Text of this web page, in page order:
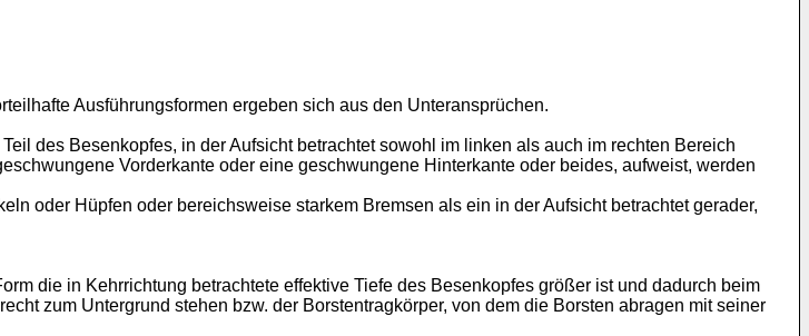
Ausführungsformen ergeben sich aus den Unteransprüchen.
des Besenkopfes, in der Aufsicht betrachtet sowohl im linken als auch im rechten Bereich
Vorderkante oder eine geschwungene Hinterkante oder beides, aufweist, werden
oder Hüpfen oder bereichsweise starkem Bremsen als ein in der Aufsicht betrachtet gerader,
die in Kehrrichtung betrachtete effektive Tiefe des Besenkopfes größer ist und dadurch beim
zum Untergrund stehen bzw. der Borstentragkörper, von dem die Borsten abragen mit seiner